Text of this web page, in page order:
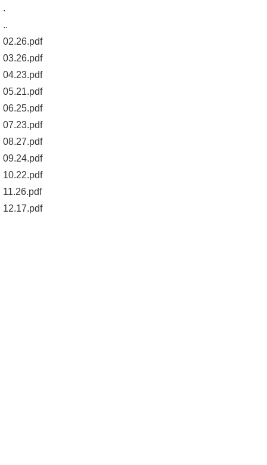
.
..
02.26.pdf
03.26.pdf
04.23.pdf
05.21.pdf
06.25.pdf
07.23.pdf
08.27.pdf
09.24.pdf
10.22.pdf
11.26.pdf
12.17.pdf